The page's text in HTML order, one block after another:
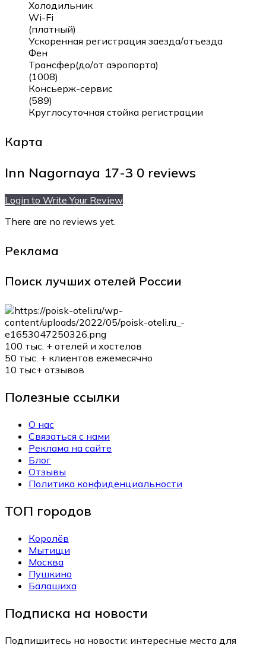
Холодильник
Wi-Fi
(платный)
Ускоренная регистрация заезда/отъезда
Фен
Трансфер(до/от аэропорта)
(1008)
Консьерж-сервис
(589)
Круглосуточная стойка регистрации
Карта
Inn Nagornaya 17-3 0 reviews
Login to Write Your Review
There are no reviews yet.
Реклама
Поиск лучших отелей России
100 тыс. + отелей и хостелов
50 тыс. + клиентов ежемесячно
10 тыс+ отзывов
Полезные ссылки
О нас
Связаться с нами
Реклама на сайте
Блог
Отзывы
Политика конфиденциальности
ТОП городов
Королёв
Мытищи
Москва
Пушкино
Балашиха
Подписка на новости
Подпишитесь на новости: интересные места для